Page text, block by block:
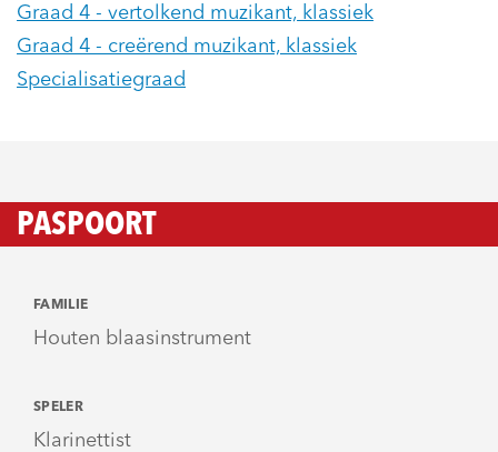
Graad 4 - vertolkend muzikant, klassiek
Graad 4 - creërend muzikant, klassiek
Specialisatiegraad
PASPOORT
FAMILIE
Houten blaasinstrument
SPELER
Klarinettist